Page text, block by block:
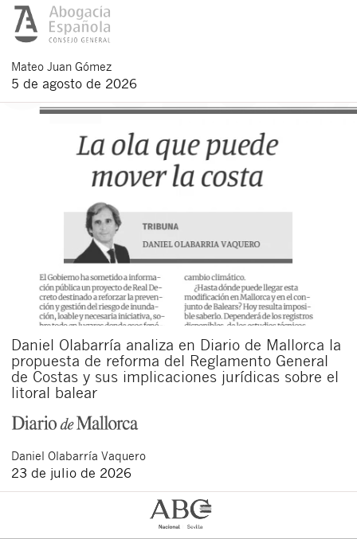
Mateo Juan Gómez
5 de agosto de 2026
Daniel Olabarría analiza en Diario de Mallorca la
propuesta de reforma del Reglamento General
de Costas y sus implicaciones jurídicas sobre el
litoral balear
Daniel Olabarría Vaquero
23 de julio de 2026